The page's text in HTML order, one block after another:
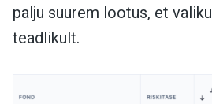
palju suurem lootus, et
teadlikult.